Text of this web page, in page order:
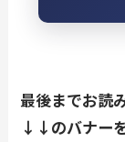
最後までお読
↓↓のバナー